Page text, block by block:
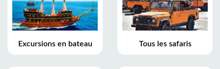
Excursions en bateau Tous les safaris